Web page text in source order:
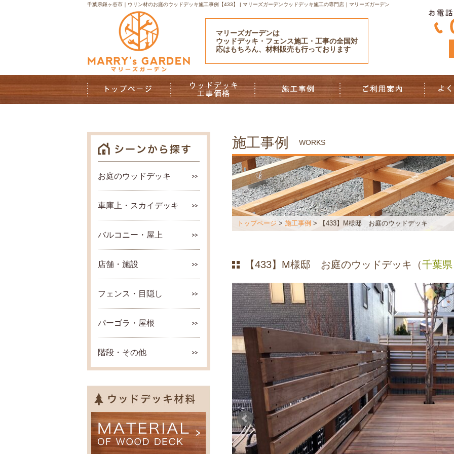
千葉県鎌ヶ谷市｜ウリン材のお庭のウッドデッキ施工事例【433】 | マリーズガーデンウッドデッキ施工の専門店｜マリーズガーデン
マリーズガーデンは
ウッドデッキ・フェンス施工・工事の全国対
応はもちろん、材料販売も行っております
施工事例 WORKS
トップページ > 施工事例 > 【433】M様邸 お庭のウッドデッキ
【433】M様邸 お庭のウッドデッキ（千葉県
お庭のウッドデッキ
車庫上・スカイデッキ
バルコニー・屋上
店舗・施設
フェンス・目隠し
パーゴラ・屋根
階段・その他